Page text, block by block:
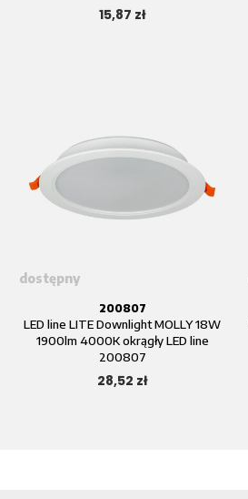
15,87 zł
dostępny
200807
LED line LITE Downlight MOLLY 18W
1900lm 4000K okrągły LED line
200807
28,52 zł